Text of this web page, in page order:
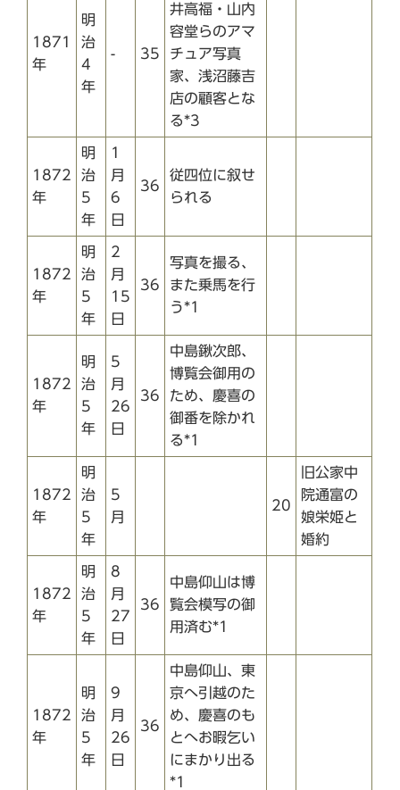
1871
年
明
治
4
年
- 35
井高福・山内
容堂らのアマ
チュア写真
家、浅沼藤吉
店の顧客とな
る*3
1872
年
明
治
5
年
1
月
6
日
36
従四位に叙せ
られる
1872
年
明
治
5
年
2
月
15
日
36
写真を撮る、
また乗馬を行
う*1
1872
年
明
治
5
年
5
月
26
日
36
中島鍬次郎、
博覧会御用の
ため、慶喜の
御番を除かれ
る*1
1872
年
明
治
5
年
5
月
20
旧公家中
院通富の
娘栄姫と
婚約
1872
年
明
治
5
年
8
月
27
日
36
中島仰山は博
覧会模写の御
用済む*1
1872
年
明
治
5
年
9
月
26
日
36
中島仰山、東
京へ引越のた
め、慶喜のも
とへお暇乞い
にまかり出る
*1